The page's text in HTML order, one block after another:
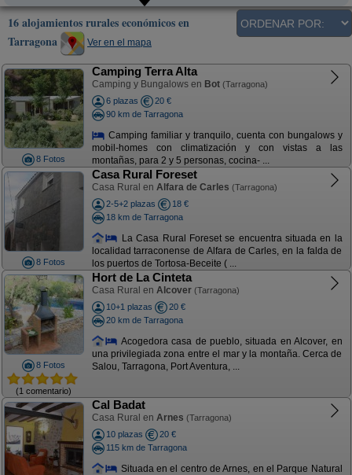
16 alojamientos rurales económicos en
Tarragona
Ver en el mapa
8 Fotos
Camping Terra Alta
Camping y Bungalows en Bot (Tarragona)
6 plazas
20 €
90 km de Tarragona
Camping familiar y tranquilo, cuenta con bungalows y
mobil-homes con climatización y con vistas a las
montañas, para 2 y 5 personas, cocina- ...
8 Fotos
Casa Rural Foreset
Casa Rural en Alfara de Carles (Tarragona)
2-5+2 plazas
18 €
18 km de Tarragona
La Casa Rural Foreset se encuentra situada en la
localidad tarraconense de Alfara de Carles, en la falda de
los puertos de Tortosa-Beceite ( ...
8 Fotos
(1 comentario)
Hort de La Cinteta
Casa Rural en Alcover (Tarragona)
10+1 plazas
20 €
20 km de Tarragona
Acogedora casa de pueblo, situada en Alcover, en
una privilegiada zona entre el mar y la montaña. Cerca de
Salou, Tarragona, Port Aventura, ...
Cal Badat
Casa Rural en Arnes (Tarragona)
10 plazas
20 €
115 km de Tarragona
Situada en el centro de Arnes, en el Parque Natural